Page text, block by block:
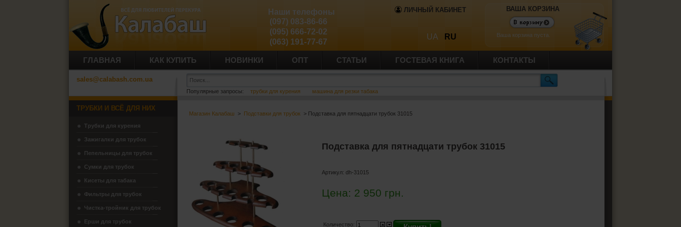
ЛИЧНЫЙ КАБИНЕТ
UA RU
Наши телефоны
(097) 083-86-66
(095) 666-72-02
(063) 191-77-67
ВАША КОРЗИНА
Ваша корзина пуста.
ГЛАВНАЯ КАК КУПИТЬ НОВИНКИ ОПТ СТАТЬИ ГОСТЕВАЯ КНИГА КОНТАКТЫ
sales@calabash.com.ua
Популярные запросы: трубки для курения машина для резки табака
Магазин Калабаш > Подставки для трубок > Подставка для пятнадцати трубок 31015
Подставка для пятнадцати трубок 31015
Артикул:dh-31015
Цена: 2 950 грн.
Количество:
ТРУБКИ И ВСЁ ДЛЯ НИХ
Трубки для курения
Зажигалки для трубок
Пепельницы для трубок
Сумки для трубок
Кисеты для табака
Фильтры для трубок
Чистка-тройник для трубок
Ерши для трубок